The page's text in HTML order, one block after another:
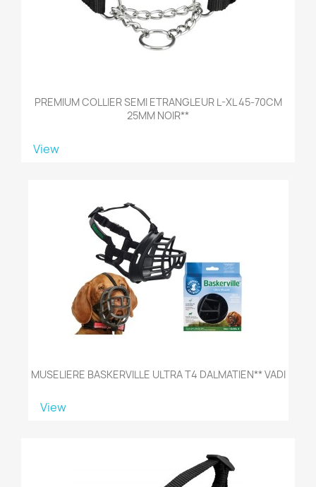
PREMIUM COLLIER SEMI ETRANGLEUR L-XL 45-70CM
25MM NOIR**
View
MUSELIERE BASKERVILLE ULTRA T4 DALMATIEN** VADI
View